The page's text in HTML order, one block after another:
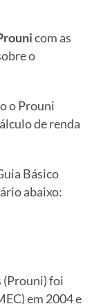
com as
o
o Prouni
de renda
Básico
abaixo:
(Prouni) foi
em 2004 e